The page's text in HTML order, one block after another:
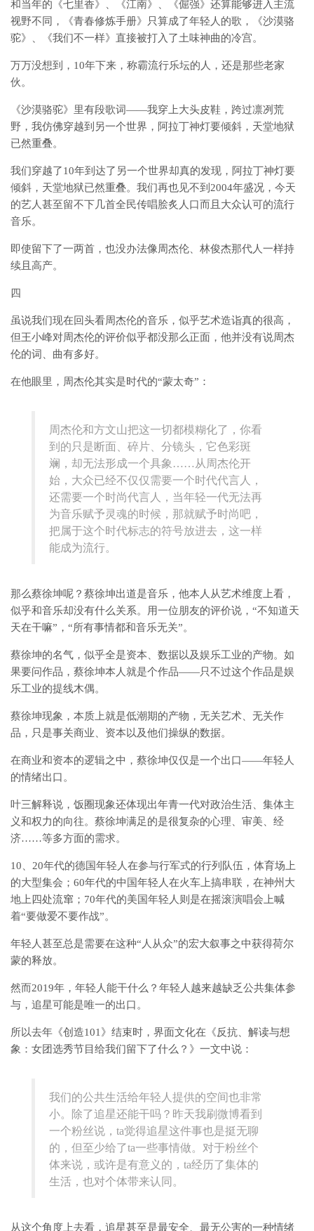
和当年的《七里香》、《江南》、《倔强》还算能够进入主流
视野不同，《青春修炼手册》只算成了年轻人的歌，《沙漠骆
驼》、《我们不一样》直接被打入了土味神曲的冷宫。
万万没想到，10年下来，称霸流行乐坛的人，还是那些老家
伙。
《沙漠骆驼》里有段歌词——我穿上大头皮鞋，跨过凛冽荒
野，我仿佛穿越到另一个世界，阿拉丁神灯要倾斜，天堂地狱
已然重叠。
我们穿越了10年到达了另一个世界却真的发现，阿拉丁神灯要
倾斜，天堂地狱已然重叠。我们再也见不到2004年盛况，今天
的艺人甚至留不下几首全民传唱脍炙人口而且大众认可的流行
音乐。
即使留下了一两首，也没办法像周杰伦、林俊杰那代人一样持
续且高产。
四
虽说我们现在回头看周杰伦的音乐，似乎艺术造诣真的很高，
但王小峰对周杰伦的评价似乎都没那么正面，他并没有说周杰
伦的词、曲有多好。
在他眼里，周杰伦其实是时代的“蒙太奇”：
周杰伦和方文山把这一切都模糊化了，你看
到的只是断面、碎片、分镜头，它色彩斑
斓，却无法形成一个具象……从周杰伦开
始，大众已经不仅仅需要一个时代代言人，
还需要一个时尚代言人，当年轻一代无法再
为音乐赋予灵魂的时候，那就赋予时尚吧，
把属于这个时代标志的符号放进去，这一样
能成为流行。
那么蔡徐坤呢？蔡徐坤出道是音乐，他本人从艺术维度上看，
似乎和音乐却没有什么关系。用一位朋友的评价说，“不知道天
天在干嘛”，“所有事情都和音乐无关”。
蔡徐坤的名气，似乎全是资本、数据以及娱乐工业的产物。如
果要问作品，蔡徐坤本人就是个作品——只不过这个作品是娱
乐工业的提线木偶。
蔡徐坤现象，本质上就是低潮期的产物，无关艺术、无关作
品，只是事关商业、资本以及他们操纵的数据。
在商业和资本的逻辑之中，蔡徐坤仅仅是一个出口——年轻人
的情绪出口。
叶三解释说，饭圈现象还体现出年青一代对政治生活、集体主
义和权力的向往。蔡徐坤满足的是很复杂的心理、审美、经
济……等多方面的需求。
10、20年代的德国年轻人在参与行军式的行列队伍，体育场上
的大型集会；60年代的中国年轻人在火车上搞串联，在神州大
地上四处流窜；70年代的美国年轻人则是在摇滚演唱会上喊
着“要做爱不要作战”。
年轻人甚至总是需要在这种“人从众”的宏大叙事之中获得荷尔
蒙的释放。
然而2019年，年轻人能干什么？年轻人越来越缺乏公共集体参
与，追星可能是唯一的出口。
所以去年《创造101》结束时，界面文化在《反抗、解读与想
象：女团选秀节目给我们留下了什么？》一文中说：
我们的公共生活给年轻人提供的空间也非常
小。除了追星还能干吗？昨天我刷微博看到
一个粉丝说，ta觉得追星这件事也是挺无聊
的，但至少给了ta一些事情做。对于粉丝个
体来说，或许是有意义的，ta经历了集体的
生活，也对个体带来认同。
从这个角度上去看，追星甚至是最安全、最无公害的一种情绪